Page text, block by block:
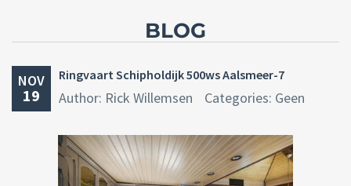
BLOG
NOV
19
Ringvaart Schipholdijk 500ws Aalsmeer-7
Author: Rick Willemsen Categories: Geen